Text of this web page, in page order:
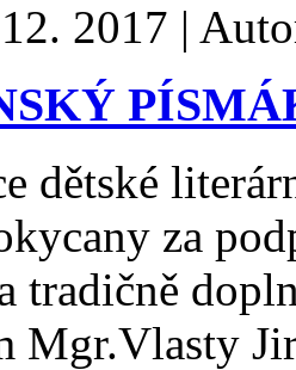
2017 |
dětské
za
tradičně
Mgr.Vlasty